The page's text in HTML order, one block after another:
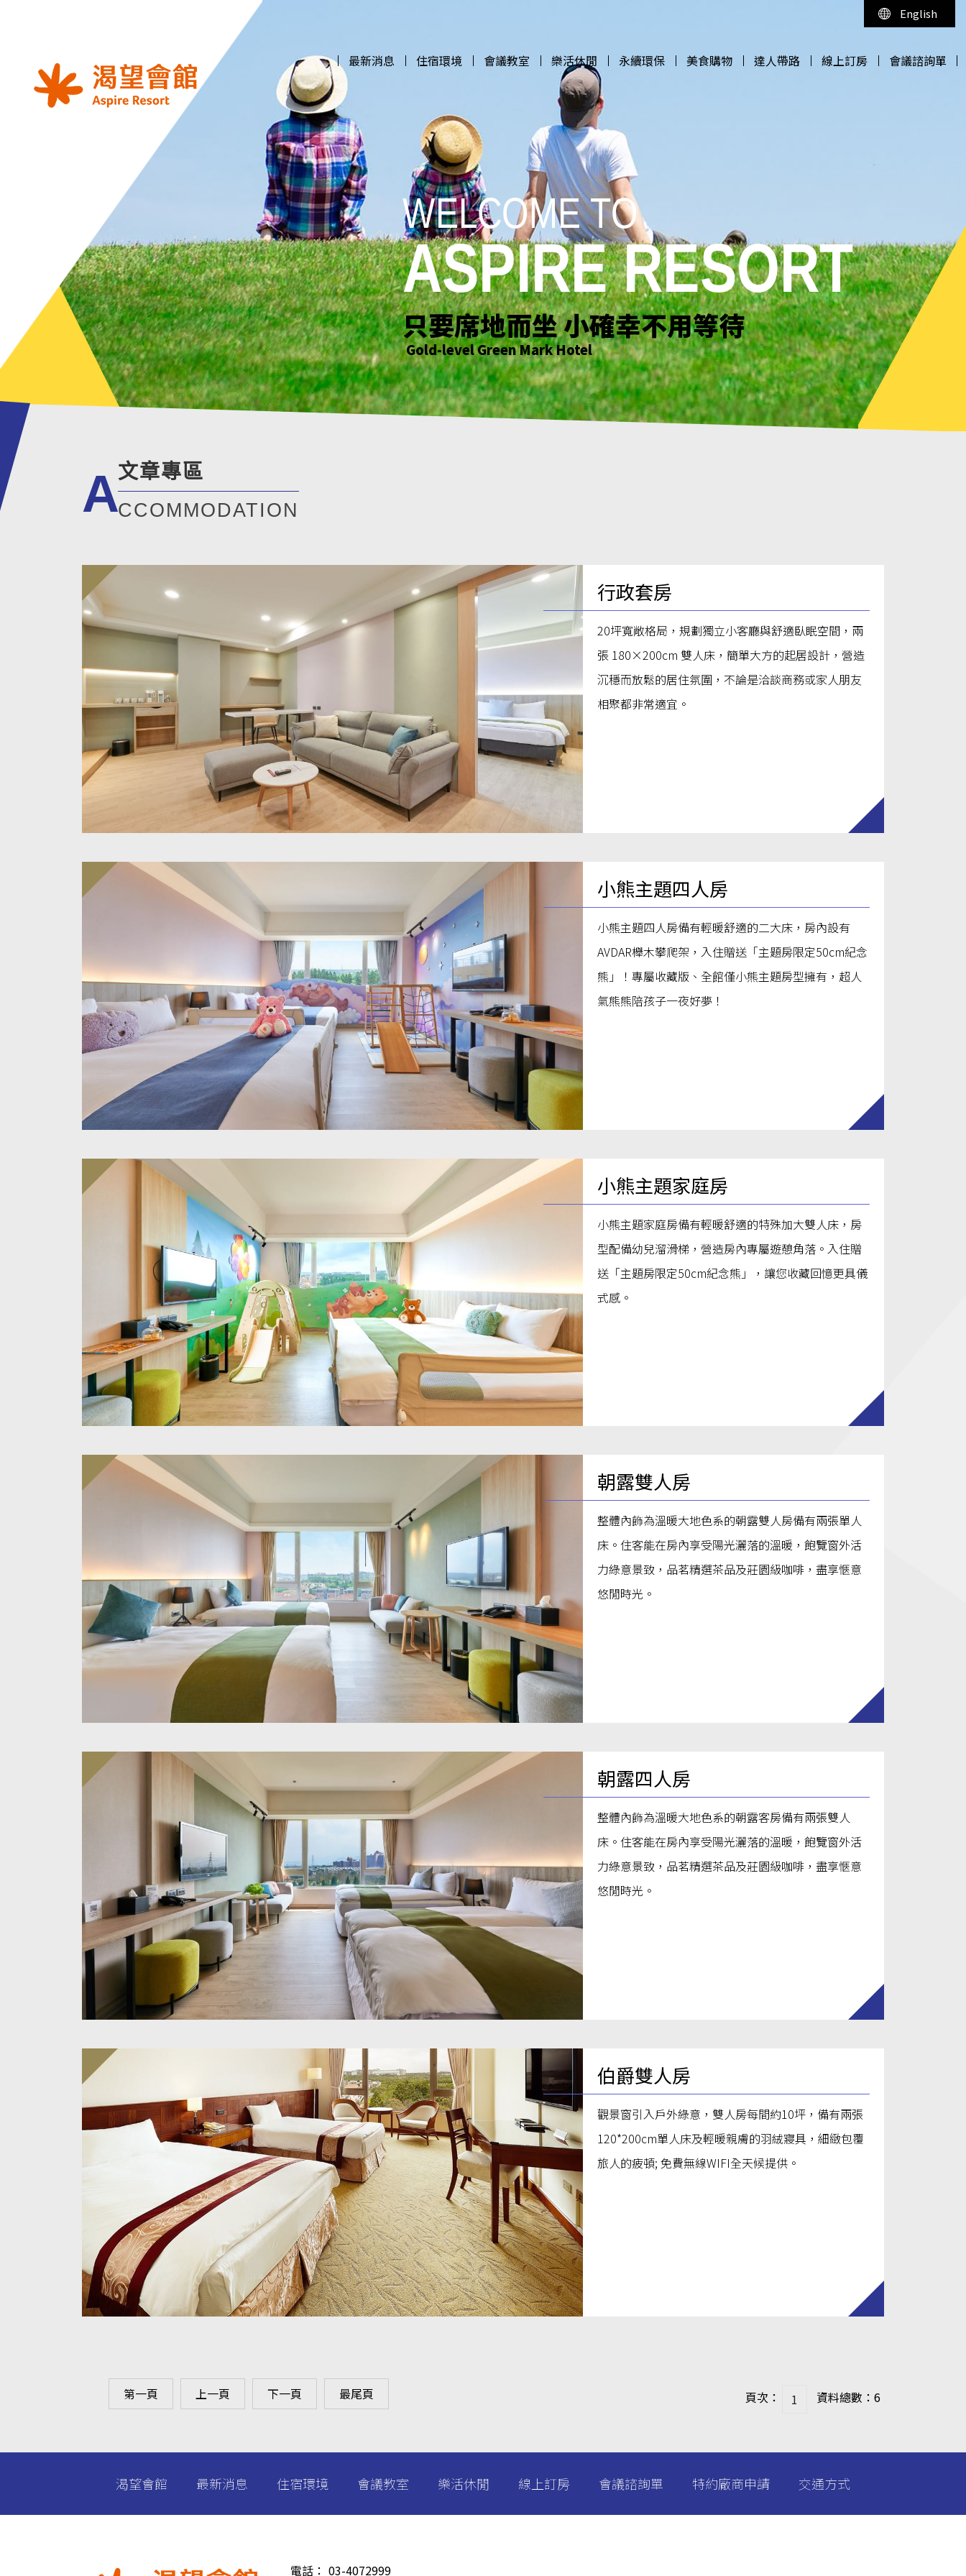
最新消息
住宿環境
會議教室
樂活休閒
永續環保
美食購物
達人帶路
線上訂房
會議諮詢單
English
WELCOME TO
ASPIRE RESORT
花正開 樹輕曳 你聽見了嗎?
Gold-level Green Mark Hotel
WELCOME TO
ASPIRE RESORT
只要席地而坐 小確幸不用等待
Gold-level Green Mark Hotel
WELCOME TO
ASPIRE RESORT
綠意萌動迎朝曦
Gold-level Green Mark Hotel
WELCOME TO
ASPIRE RESORT
花正開 樹輕曳 你聽見了嗎?
Gold-level Green Mark Hotel
文章專區
ACCOMMODATION
行政套房
20坪寬敞格局，規劃獨立小客廳與舒適臥眠空間，兩
張 180×200cm 雙人床，簡單大方的起居設計，營造
沉穩而放鬆的居住氛圍，不論是洽談商務或家人朋友
相聚都非常適宜。
小熊主題四人房
小熊主題四人房備有輕暖舒適的二大床，房內設有
AVDAR櫸木攀爬架，入住贈送「主題房限定50cm紀念
熊」！專屬收藏版、全館僅小熊主題房型擁有，超人
氣熊熊陪孩子一夜好夢！
小熊主題家庭房
小熊主題家庭房備有輕暖舒適的特殊加大雙人床，房
型配備幼兒溜滑梯，營造房內專屬遊憩角落。入住贈
送「主題房限定50cm紀念熊」，讓您收藏回憶更具儀
式感。
朝露雙人房
整體內飾為溫暖大地色系的朝露雙人房備有兩張單人
床。住客能在房內享受陽光灑落的溫暖，飽覽窗外活
力綠意景致，品茗精選茶品及莊園級咖啡，盡享愜意
悠閒時光。
朝露四人房
整體內飾為溫暖大地色系的朝露客房備有兩張雙人
床。住客能在房內享受陽光灑落的溫暖，飽覽窗外活
力綠意景致，品茗精選茶品及莊園級咖啡，盡享愜意
悠閒時光。
伯爵雙人房
觀景窗引入戶外綠意，雙人房每間約10坪，備有兩張
120*200cm單人床及輕暖親膚的羽絨寢具，細緻包覆
旅人的疲頓; 免費無線WIFI全天候提供。
第一頁 上一頁 下一頁 最尾頁 頁次： 資料總數：6
渴望會館 最新消息 住宿環境 會議教室 樂活休閒 線上訂房 會議諮詢單 特約廠商申請 交通方式
電話： 03-4072999